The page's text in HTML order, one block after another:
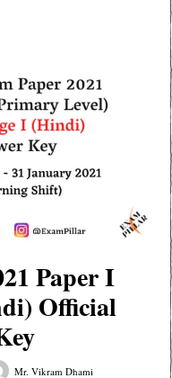
Paper I
Official
Mr. Vikram Dhami